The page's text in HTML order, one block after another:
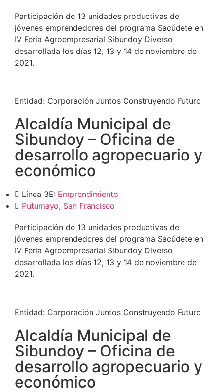
Participación de 13 unidades productivas de
jóvenes emprendedores del programa Sacúdete en
IV Feria Agroempresarial Sibundoy Diverso
desarrollada los días 12, 13 y 14 de noviembre de
2021.
Entidad: Corporación Juntos Construyendo Futuro
Alcaldía Municipal de
Sibundoy – Oficina de
desarrollo agropecuario y
económico
Línea 3E: Emprendimiento
Putumayo, San Francisco
Participación de 13 unidades productivas de
jóvenes emprendedores del programa Sacúdete en
IV Feria Agroempresarial Sibundoy Diverso
desarrollada los días 12, 13 y 14 de noviembre de
2021.
Entidad: Corporación Juntos Construyendo Futuro
Alcaldía Municipal de
Sibundoy – Oficina de
desarrollo agropecuario y
económico